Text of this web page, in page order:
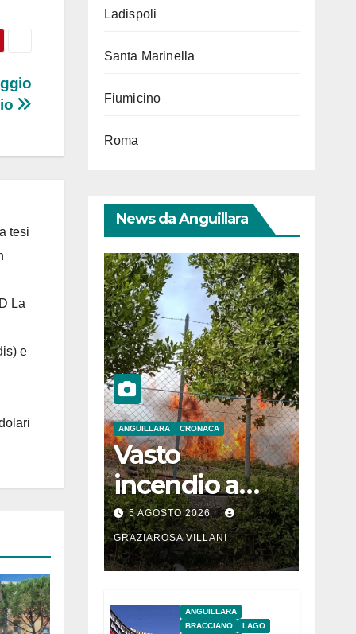
tesi
La
e
Ladispoli
Santa Marinella
Fiumicino
Roma
News da Anguillara
ANGUILLARA CRONACA
Vasto
incendio a
Martignano
5 AGOSTO 2026
GRAZIAROSA VILLANI
ANGUILLARA
BRACCIANO
LAGO